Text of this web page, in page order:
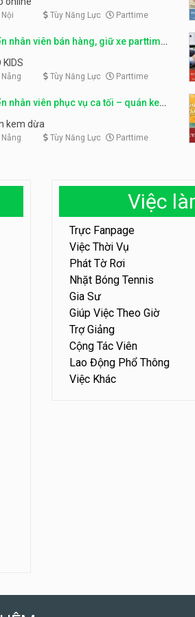
Nội Tùy Năng Lực Parttime
nhân viên bán hàng, giữ xe parttime
Kid
KIDS
Tùy Năng Lực Parttime
nhân viên phục vụ ca tối – quán kem
kem dừa
Tùy Năng Lực Parttime
Việc
Trực Fanpage
Việc Thời Vụ
Phát Tờ Rơi
Nhặt Bóng Tennis
Gia Sư
Giúp Việc Theo Giờ
Trợ Giảng
Cộng Tác Viên
Lao Động Phổ Thông
Việc Khác